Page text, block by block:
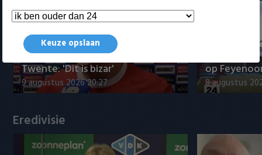
Vitesse
VVV Venlo
Willem II
Lammers vol onbegrip over rol bij
Twente: 'Dit is bizar'
9 augustus 2026 20:27
op
8 augustus
Eredivisie
Keuze opslaan